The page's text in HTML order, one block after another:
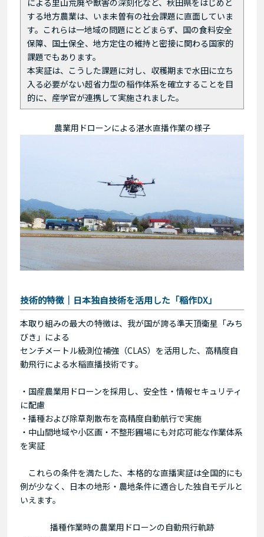
による里山荒廃や獣害の深刻化など、秋田県をはじめと
する地方農業は、いま未曽有の社会課題に直面していま
す。これらは一地域の問題にとどまらず、国の食料安全
保障、国土保全、地方定住の維持と密接に関わる国家的
課題でもあります。
本実証は、こうした課題に対し、収穫期まで水田に立ち
入る必要がない超省力型の稲作体系を確立することを目
的に、産学官が連携して実施されました。
農業用ドローンによる湛水直播作業の様子
技術的特徴｜日本独自技術を活用した「稲作DX」
本取り組みの最大の特徴は、我が国が誇る準天頂衛星「みち
びき」による
センチメートル級測位補強（CLAS）を活用した、高精度自
動飛行による水稲直播技術です。
・国産農業用ドローンを採用し、安全性・情報セキュリティ
に配慮
・播種および除草剤散布を高精度自動航行で実施
・中山間地域や小区画・不整形圃場にも対応可能な作業体系
を実証
これらの条件を満たした、本格的な直播実証は全国的にも
例が少なく、日本の地形・農地条件に適合した独自モデルと
いえます。
播種作業時の農業用ドローンの自動飛行軌跡